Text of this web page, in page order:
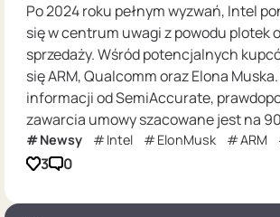
Po 2024 roku pełnym wyzwań, Intel
się w centrum uwagi z powodu plotek
sprzedaży. Wśród potencjalnych
się ARM, Qualcomm oraz Elona
informacji od SemiAccurate,
zawarcia umowy szacowane jest na
Newsy Intel ElonMusk ARM
3 0